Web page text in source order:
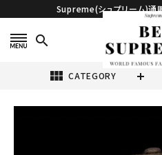
Supreme(シュプリーム)
search
view_module CATEGORY